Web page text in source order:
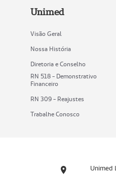
Unimed
Visão Geral
Nossa História
Diretoria e Conselho
RN 518 - Demonstrativo
Financeiro
RN 309 - Reajustes
Trabalhe Conosco
Unimed